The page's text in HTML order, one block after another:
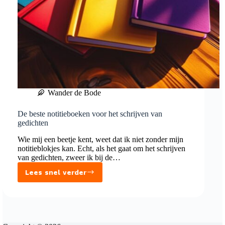
Wander de Bode
De beste notitieboeken voor het schrijven van
gedichten
Wie mij een beetje kent, weet dat ik niet zonder mijn
notitieblokjes kan. Echt, als het gaat om het schrijven
van gedichten, zweer ik bij de…
Lees snel verder
De